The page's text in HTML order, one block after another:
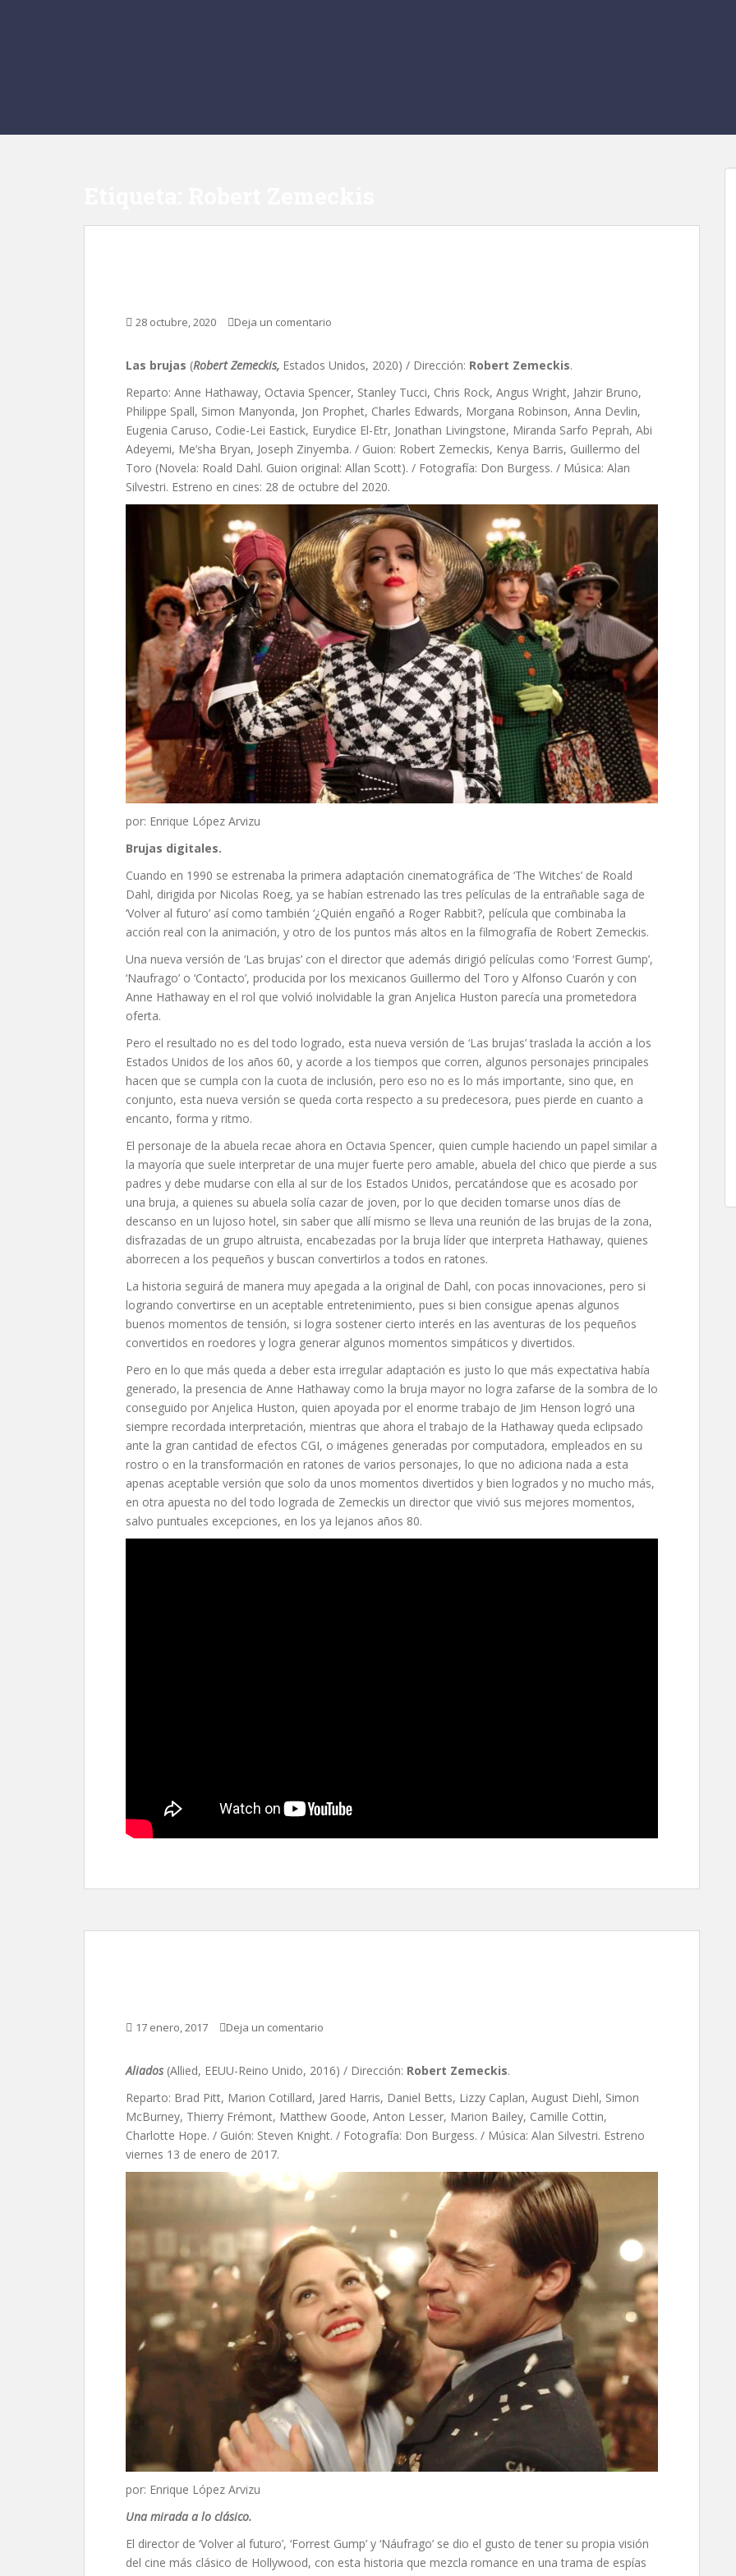
28 octubre, 2020 Deja un comentario
Las brujas (Robert Zemeckis, Estados Unidos, 2020) / Dirección: Robert Zemeckis.
Reparto: Anne Hathaway, Octavia Spencer, Stanley Tucci, Chris Rock, Angus Wright, Jahzir Bruno,
Philippe Spall, Simon Manyonda, Jon Prophet, Charles Edwards, Morgana Robinson, Anna Devlin,
Eugenia Caruso, Codie-Lei Eastick, Eurydice El-Etr, Jonathan Livingstone, Miranda Sarfo Peprah, Abi
Adeyemi, Me’sha Bryan, Joseph Zinyemba. / Guion: Robert Zemeckis, Kenya Barris, Guillermo del
Toro (Novela: Roald Dahl. Guion original: Allan Scott). / Fotografía: Don Burgess. / Música: Alan
Silvestri. Estreno en cines: 28 de octubre del 2020.
por: Enrique López Arvizu
Brujas digitales.
Cuando en 1990 se estrenaba la primera adaptación cinematográfica de ‘The Witches’ de Roald
Dahl, dirigida por Nicolas Roeg, ya se habían estrenado las tres películas de la entrañable saga de
‘Volver al futuro’ así como también ‘¿Quién engañó a Roger Rabbit?, película que combinaba la
acción real con la animación, y otro de los puntos más altos en la filmografía de Robert Zemeckis.
Una nueva versión de ‘Las brujas’ con el director que además dirigió películas como ‘Forrest Gump’,
‘Naufrago’ o ‘Contacto’, producida por los mexicanos Guillermo del Toro y Alfonso Cuarón y con
Anne Hathaway en el rol que volvió inolvidable la gran Anjelica Huston parecía una prometedora
oferta.
Pero el resultado no es del todo logrado, esta nueva versión de ‘Las brujas’ traslada la acción a los
Estados Unidos de los años 60, y acorde a los tiempos que corren, algunos personajes principales
hacen que se cumpla con la cuota de inclusión, pero eso no es lo más importante, sino que, en
conjunto, esta nueva versión se queda corta respecto a su predecesora, pues pierde en cuanto a
encanto, forma y ritmo.
El personaje de la abuela recae ahora en Octavia Spencer, quien cumple haciendo un papel similar a
la mayoría que suele interpretar de una mujer fuerte pero amable, abuela del chico que pierde a sus
padres y debe mudarse con ella al sur de los Estados Unidos, percatándose que es acosado por
una bruja, a quienes su abuela solía cazar de joven, por lo que deciden tomarse unos días de
descanso en un lujoso hotel, sin saber que allí mismo se lleva una reunión de las brujas de la zona,
disfrazadas de un grupo altruista, encabezadas por la bruja líder que interpreta Hathaway, quienes
aborrecen a los pequeños y buscan convertirlos a todos en ratones.
La historia seguirá de manera muy apegada a la original de Dahl, con pocas innovaciones, pero si
logrando convertirse en un aceptable entretenimiento, pues si bien consigue apenas algunos
buenos momentos de tensión, si logra sostener cierto interés en las aventuras de los pequeños
convertidos en roedores y logra generar algunos momentos simpáticos y divertidos.
Pero en lo que más queda a deber esta irregular adaptación es justo lo que más expectativa había
generado, la presencia de Anne Hathaway como la bruja mayor no logra zafarse de la sombra de lo
conseguido por Anjelica Huston, quien apoyada por el enorme trabajo de Jim Henson logró una
siempre recordada interpretación, mientras que ahora el trabajo de la Hathaway queda eclipsado
ante la gran cantidad de efectos CGI, o imágenes generadas por computadora, empleados en su
rostro o en la transformación en ratones de varios personajes, lo que no adiciona nada a esta
apenas aceptable versión que solo da unos momentos divertidos y bien logrados y no mucho más,
en otra apuesta no del todo lograda de Zemeckis un director que vivió sus mejores momentos,
salvo puntuales excepciones, en los ya lejanos años 80.
17 enero, 2017 Deja un comentario
Aliados (Allied, EEUU-Reino Unido, 2016) / Dirección: Robert Zemeckis.
Reparto: Brad Pitt, Marion Cotillard, Jared Harris, Daniel Betts, Lizzy Caplan, August Diehl, Simon
McBurney, Thierry Frémont, Matthew Goode, Anton Lesser, Marion Bailey, Camille Cottin,
Charlotte Hope. / Guión: Steven Knight. / Fotografía: Don Burgess. / Música: Alan Silvestri. Estreno
viernes 13 de enero de 2017.
por: Enrique López Arvizu
Una mirada a lo clásico.
El director de ‘Volver al futuro’, ‘Forrest Gump’ y ‘Náufrago’ se dio el gusto de tener su propia visión
del cine más clásico de Hollywood, con esta historia que mezcla romance en una trama de espías